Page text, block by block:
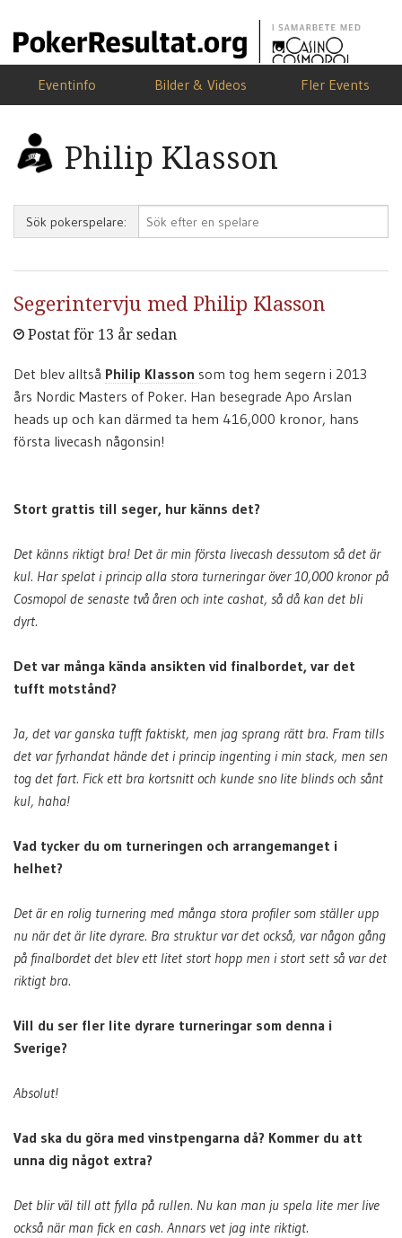
Eventinfo Bilder & Videos Fler Events
Philip Klasson
Sök pokerspelare:
Segerintervju med Philip Klasson
Postat för 13 år sedan
Det blev alltså Philip Klasson som tog hem segern i 2013
års Nordic Masters of Poker. Han besegrade Apo Arslan
heads up och kan därmed ta hem 416,000 kronor, hans
första livecash någonsin!
Stort grattis till seger, hur känns det?
Det känns riktigt bra! Det är min första livecash dessutom så det är
kul. Har spelat i princip alla stora turneringar över 10,000 kronor på
Cosmopol de senaste två åren och inte cashat, så då kan det bli
dyrt.
Det var många kända ansikten vid finalbordet, var det
tufft motstånd?
Ja, det var ganska tufft faktiskt, men jag sprang rätt bra. Fram tills
det var fyrhandat hände det i princip ingenting i min stack, men sen
tog det fart. Fick ett bra kortsnitt och kunde sno lite blinds och sånt
kul, haha!
Vad tycker du om turneringen och arrangemanget i
helhet?
Det är en rolig turnering med många stora profiler som ställer upp
nu när det är lite dyrare. Bra struktur var det också, var någon gång
på finalbordet det blev ett litet stort hopp men i stort sett så var det
riktigt bra.
Vill du ser fler lite dyrare turneringar som denna i
Sverige?
Absolut!
Vad ska du göra med vinstpengarna då? Kommer du att
unna dig något extra?
Det blir väl till att fylla på rullen. Nu kan man ju spela lite mer live
också när man fick en cash. Annars vet jag inte riktigt.